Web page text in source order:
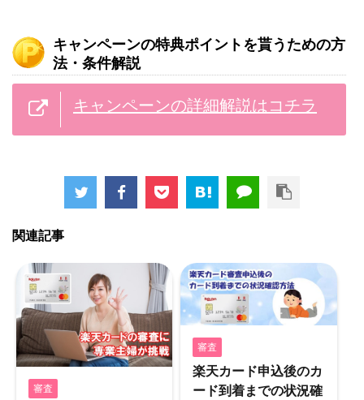
キャンペーンの特典ポイントを貰うための方
法・条件解説
キャンペーンの詳細解説はコチラ
関連記事
審査
審査
楽天カード申込後のカ
ード到着までの状況確